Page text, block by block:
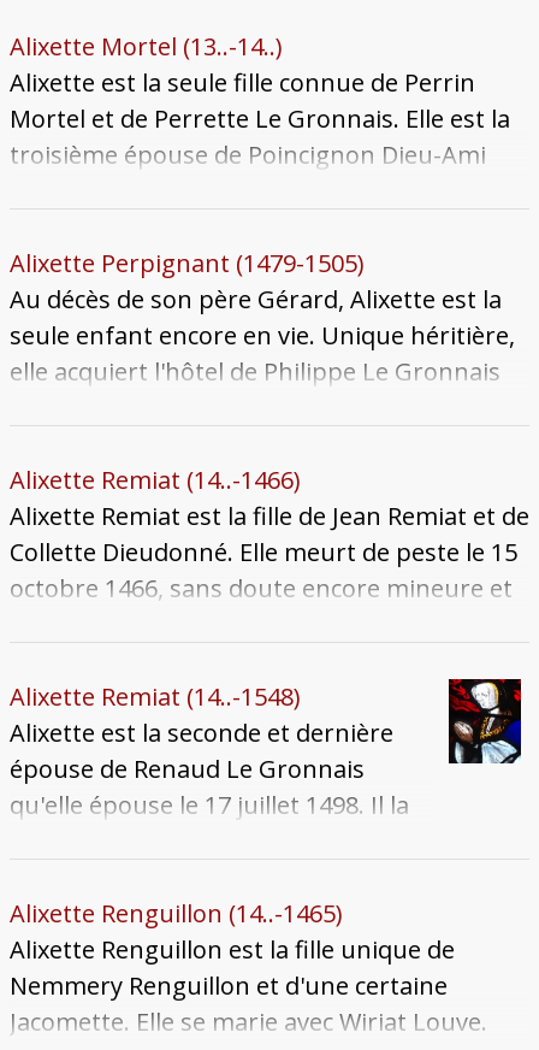
sans doute encore mineure et sans alliance.
La lignée des Dieudonné s'éteint.
Alixette Mortel (13..-14..)
Alixette est la seule fille connue de Perrin
Mortel et de Perrette Le Gronnais. Elle est la
troisième épouse de Poincignon Dieu-Ami
Saint-Éloi dans l'église Saint-Maximin. Sans
doute installée dans ce quartier, elle vend en
1381 et 1390 les maisons dont elle a hérité de
son père, situées à proximité de l'église Saint-
Alixette Perpignant (1479-1505)
Au décès de son père Gérard, Alixette est la
seule enfant encore en vie. Unique héritière,
elle acquiert l'hôtel de Philippe Le Gronnais
quelques jours seulement après la mort de
son père, avec Jean Le Gronnais le 24
novembre 1494. Elle meurt le 23 décembre
1505 et son corps est inhumé dans l'église
Alixette Remiat (14..-1466)
Alixette Remiat est la fille de Jean Remiat et de
Collette Dieudonné. Elle meurt de peste le 15
octobre 1466, sans doute encore mineure et
Alixette Remiat (14..-1548)
Alixette est la seconde et dernière
épouse de Renaud Le Gronnais
qu'elle épouse le 17 juillet 1498. Il la
en travaux. Alixette meurt à une
date inconnue après 1548. Sa
sépulture se trouve, avec son époux,
dans l'église Saint-Martin-en-Curtis.
Alixette Renguillon (14..-1465)
Alixette Renguillon est la fille unique de
Nemmery Renguillon et d'une certaine
Jacomette. Elle se marie avec Wiriat Louve.